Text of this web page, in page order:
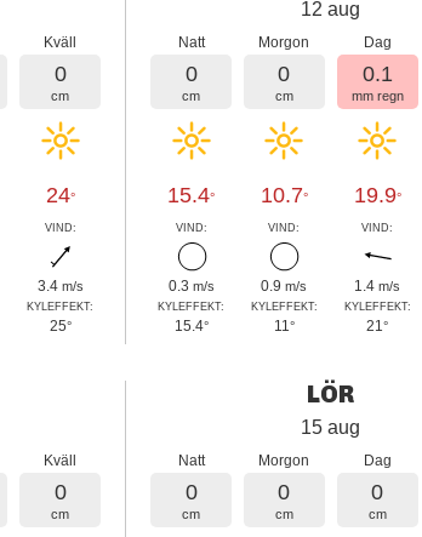
Kväll
0
cm
24°
VIND:
3.4 m/s
KYLEFFEKT:
25°
12 aug
Natt
0
cm
15.4°
VIND:
0.3 m/s
KYLEFFEKT:
15.4°
Morgon
0
cm
10.7°
VIND:
0.9m/s
KYLEFFEKT:
11°
Dag
0.1
mm regn
19.9°
VIND:
1.4m/s
KYLEFFEKT:
21°
Kväll
0
cm
LÖR
15 aug
Natt
0
cm
Morgon
0
cm
Dag
0
cm